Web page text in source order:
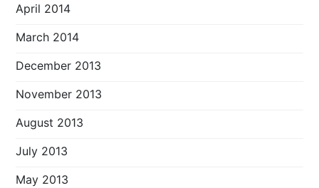
April 2014
March 2014
December 2013
November 2013
August 2013
July 2013
May 2013